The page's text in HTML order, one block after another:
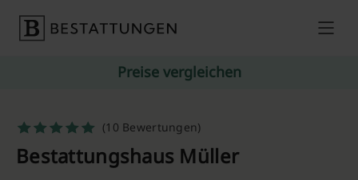
Preise vergleichen
(10 Bewertungen)
Bestattungshaus Müller